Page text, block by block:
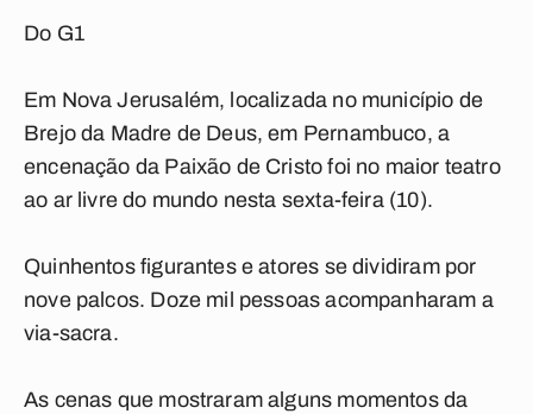
Do G1
Em Nova Jerusalém, localizada no município de
Brejo da Madre de Deus, em Pernambuco, a
encenação da Paixão de Cristo foi no maior teatro
ao ar livre do mundo nesta sexta-feira (10).
Quinhentos figurantes e atores se dividiram por
nove palcos. Doze mil pessoas acompanharam a
via-sacra.
As cenas que mostraram alguns momentos da